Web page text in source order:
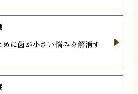
に歯が小さい悩みを解消す